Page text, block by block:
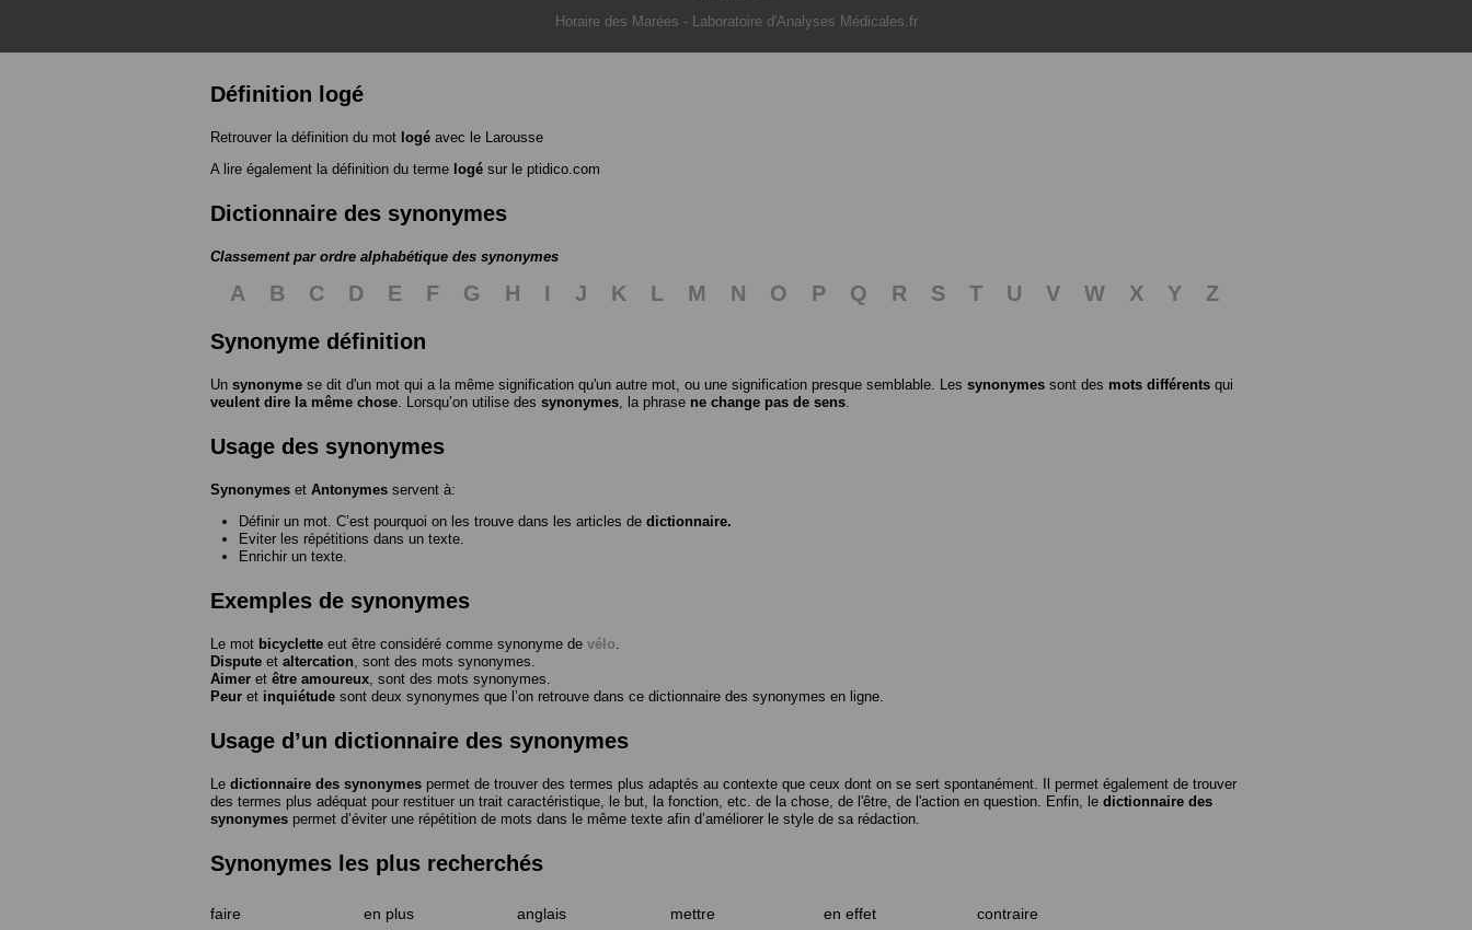
Horaire des Marées - Laboratoire d'Analyses Médicales.fr
Définition logé
Retrouver la définition du mot logé avec le Larousse
A lire également la définition du terme logé sur le ptidico.com
Dictionnaire des synonymes
Classement par ordre alphabétique des synonymes
A B C D E F G H I J K L M N O P Q R S T U V W X Y
Z
Synonyme définition
Un synonyme se dit d'un mot qui a la même signification qu'un autre mot, ou une signification presque semblable. Les synonymes sont des mots différents qui
veulent dire la même chose. Lorsqu’on utilise des synonymes, la phrase ne change pas de sens.
Usage des synonymes
Synonymes et Antonymes servent à:
Définir un mot. C’est pourquoi on les trouve dans les articles de dictionnaire.
Eviter les répétitions dans un texte.
Enrichir un texte.
Exemples de synonymes
Le mot bicyclette eut être considéré comme synonyme de vélo.
Dispute et altercation, sont des mots synonymes.
Aimer et être amoureux, sont des mots synonymes.
Peur et inquiétude sont deux synonymes que l’on retrouve dans ce dictionnaire des synonymes en ligne.
Usage d’un dictionnaire des synonymes
Le dictionnaire des synonymes permet de trouver des termes plus adaptés au contexte que ceux dont on se sert spontanément. Il permet également de trouver
des termes plus adéquat pour restituer un trait caractéristique, le but, la fonction, etc. de la chose, de l'être, de l'action en question. Enfin, le dictionnaire des
synonymes permet d’éviter une répétition de mots dans le même texte afin d’améliorer le style de sa rédaction.
Synonymes les plus recherchés
faire en plus anglais mettre en effet contraire